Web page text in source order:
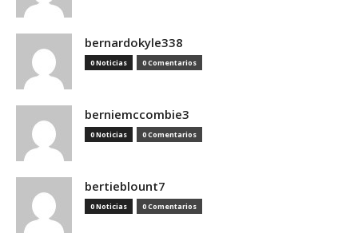
bernardokyle338
0 Noticias 0 Comentarios
berniemccombie3
0 Noticias 0 Comentarios
bertieblount7
0 Noticias 0 Comentarios